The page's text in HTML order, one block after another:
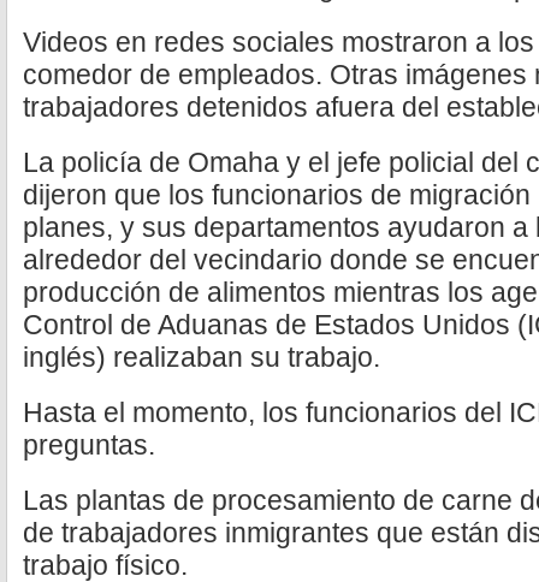
Videos en redes sociales mostraron a
comedor de empleados. Otras imágenes
trabajadores detenidos afuera del
La policía de Omaha y el jefe policial del
dijeron que los funcionarios de
planes, y sus departamentos ayudaron a
alrededor del vecindario donde se
producción de alimentos mientras los
Control de Aduanas de Estados Unidos
inglés) realizaban su trabajo.
Hasta el momento, los funcionarios del
preguntas.
Las plantas de procesamiento de carne
de trabajadores inmigrantes que están
trabajo físico.